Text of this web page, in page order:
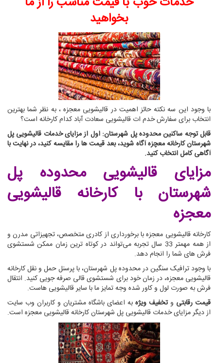
بخواهید
با وجود این سه نکته حائز اهمیت در قالیشویی معجزه ، به نظر شما بهترین
انتخاب برای سفارش خدم ات قالیشویی سعادت آباد کدام کارخانه است؟
قابل توجه ساکنین محدوده پل شهرستان: اول از مزایای خدمات قالیشویی پل
شهرستان کارخانه معچزه آگاه شوید، بعد قیمت ها را مقایسه کنید، در نهایت با
آگاهی کامل انتخاب کنید.
مزایای قالیشویی محدوده پل
شهرستانبا کارخانه قالیشویی
معجزه
کارخانه قالیشویی معجزه با برخورداری از کادری متخصص، تجهیزاتی مدرن و
از همه مهمتر 33 سال تجربه می‌تواند در کوتاه ترین زمان ممکن شستشوی
فرش های شما را انجام دهد.
با وجود ترافیک سنگین در محدوده پل شهرستان، با پرسنل حمل و نقل کارخانه
قالیشویی معجزه، در زمان خود برای شستشوی قالی صرفه جویی کنید. انتقال
فرش به صورت لول و کاور شده وجه تمایز ما با سایر قالیشویی هاست.
قیمت رقابتی وتخفیف ویژه به اعضای باشگاه مشتریان و کاربران وب سایت
از دیگر مزایای خدمات قالیشویی پل شهرستان کارخانه قالیشویی معجزه است.